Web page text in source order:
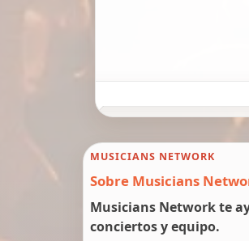
MUSICIANS NETWORK
Sobre Musicians
Musicians Network te
conciertos y equipo.